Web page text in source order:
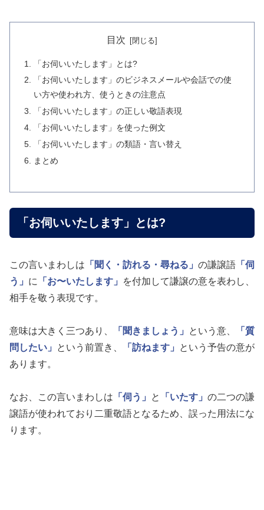
目次
「お伺いいたします」とは?
「お伺いいたします」のビジネスメールや会話での使
い方や使われ方、使うときの注意点
「お伺いいたします」の正しい敬語表現
「お伺いいたします」を使った例文
「お伺いいたします」の類語・言い替え
まとめ
「お伺いいたします」とは?
この言いまわしは 「聞く・訪れる・尋ねる」 の謙譲語 「伺
う」 に 「お〜いたします」
を付加して謙譲の意を表わし、
相手を敬う表現です。
意味は大きく三つあり、 「聞きましょう」 という意、
「質
問したい」
という前置き、 「訪ねます」
という予告の意が
あります。
なお、この言いまわしは 「伺う」 と 「いたす」 の二つの謙
譲語が使われており二重敬語となるため、誤った用法にな
ります。